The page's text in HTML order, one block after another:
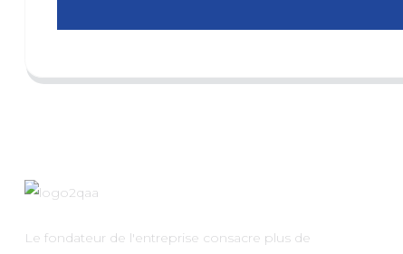
Le fondateur de l'entreprise consacre plus de